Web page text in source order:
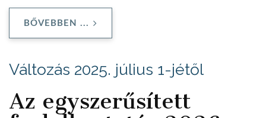
BŐVEBBEN ...
Változás 2025. július 1-jétől
Az egyszerűsített